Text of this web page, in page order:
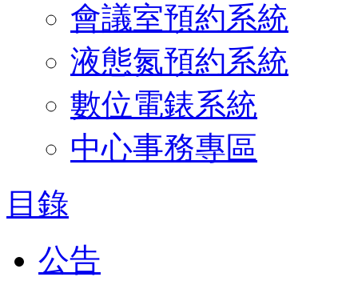
會議室預約系統
液態氮預約系統
數位電錶系統
中心事務專區
目錄
公告